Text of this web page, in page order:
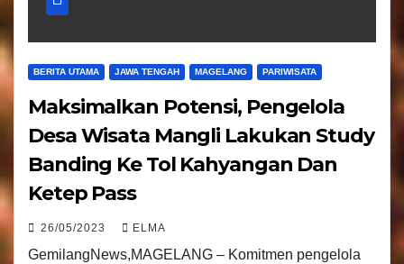
BERITA UTAMA JAWA TENGAH MAGELANG PARIWISATA
Maksimalkan Potensi, Pengelola
Desa Wisata Mangli Lakukan Study
Banding Ke Tol Kahyangan Dan
Ketep Pass
26/05/2023 ELMA
GemilangNews,MAGELANG – Komitmen pengelola